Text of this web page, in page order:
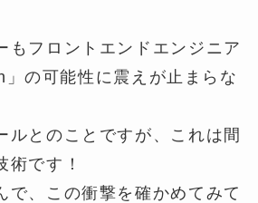
もフロントエンドエンジニア
の可能性に震えが止まらな
ルとのことですが、これは間
術です！
で、この衝撃を確かめてみて